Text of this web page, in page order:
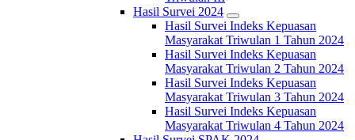
Hasil Survei 2024
Hasil Survei Indeks Kepuasan
Masyarakat Triwulan 1 Tahun 2024
Hasil Survei Indeks Kepuasan
Masyarakat Triwulan 2 Tahun 2024
Hasil Survei Indeks Kepuasan
Masyarakat Triwulan 3 Tahun 2024
Hasil Survei Indeks Kepuasan
Masyarakat Triwulan 4 Tahun 2024